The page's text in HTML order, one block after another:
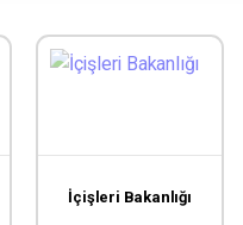
İçişleri Bakanlığı